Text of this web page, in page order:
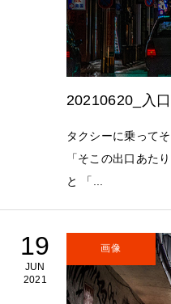
20210620_入
タクシーに乗って
「そこの出口あた
と 「...
19
JUN
2021
画像